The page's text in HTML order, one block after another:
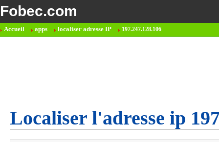
Fobec.com
Accueil apps localiser adresse IP 197.247.128.106
Localiser l'adresse ip